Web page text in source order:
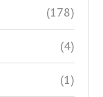
(178)
(4)
(1)